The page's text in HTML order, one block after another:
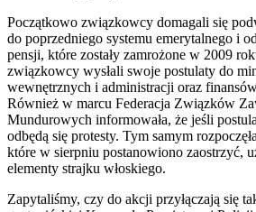
Początkowo związkowcy domagali się
do poprzedniego systemu emerytalnego i
pensji, które zostały zamrożone w 2009
związkowcy wysłali swoje postulaty do
wewnętrznych i administracji oraz
Również w marcu Federacja Związków
Mundurowych informowała, że jeśli
odbędą się protesty. Tym samym
które w sierpniu postanowiono zaostrzyć,
elementy strajku włoskiego.
Zapytaliśmy, czy do akcji przyłączają się